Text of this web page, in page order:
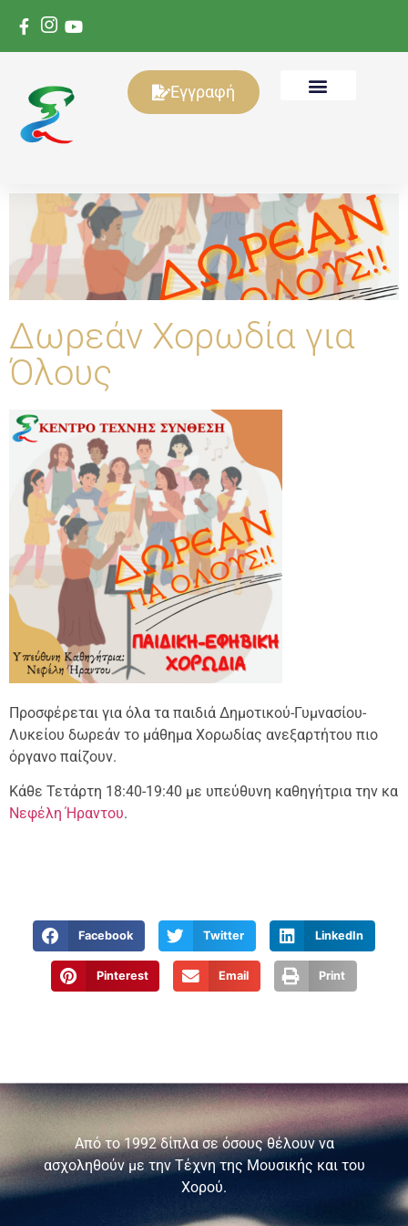
Εγγραφή
Δωρεάν Χορωδία για
Όλους
Προσφέρεται για όλα τα παιδιά Δημοτικού-Γυμνασίου-
Λυκείου δωρεάν το μάθημα Χορωδίας ανεξαρτήτου πιο
όργανο παίζουν.
Κάθε Τετάρτη 18:40-19:40 με υπεύθυνη καθηγήτρια την κα
Νεφέλη Ήραντου.
Facebook Twitter LinkedIn
Pinterest Email Print
Από το 1992 δίπλα σε όσους θέλουν να
ασχοληθούν με την Τέχνη της Μουσικής και του
Χορού.